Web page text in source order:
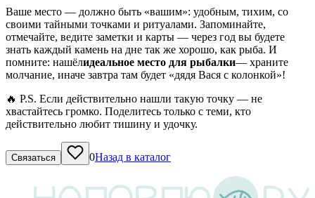
Ваше место — должно быть «вашим»: удобным, тихим, со
своими тайными точками и ритуалами. Запоминайте,
отмечайте, ведите заметки и карты — через год вы будете
знать каждый камень на дне так же хорошо, как рыба. И
помните: нашёлидеальное место для рыбалки— храните
молчание, иначе завтра там будет «дядя Вася с колонкой»!
🔥 P.S. Если действительно нашли такую точку — не
хвастайтесь громко. Поделитесь только с теми, кто
действительно любит тишину и удочку.
Связаться 0Назад в каталог